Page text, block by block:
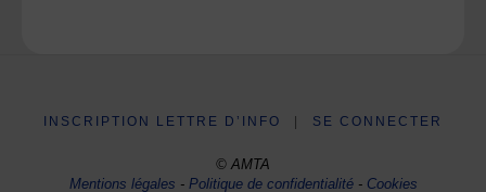
INSCRIPTION LETTRE D’INFO SE CONNECTER
© AMTA
Mentions légales -Politique de confidentialité- Cookies